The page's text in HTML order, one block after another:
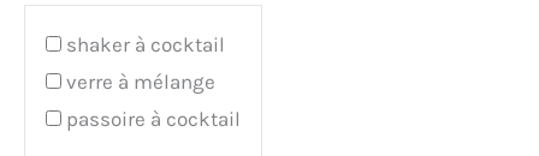
shaker à cocktail
verre à mélange
passoire à cocktail